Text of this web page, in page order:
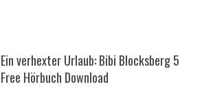
Ein verhexter Urlaub: Bibi Blocksberg 5
Free Hörbuch Download